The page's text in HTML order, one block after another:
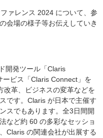
ァレンス 2024 について、参
会場の様子等お伝えしていき
開発ツール「Claris
ビス「Claris Connect」を
改革、ビジネスの変革などを
です。Claris が日本で主催す
スでもあります。全3日間開
など約 60 の多彩なセッショ
Claris の関連会社が出展する